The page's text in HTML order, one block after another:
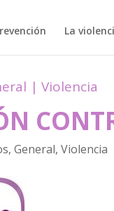
La
|Violencia
,General,Violencia